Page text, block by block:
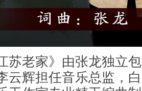
老家》由张龙独立包
云辉担任音乐总监，